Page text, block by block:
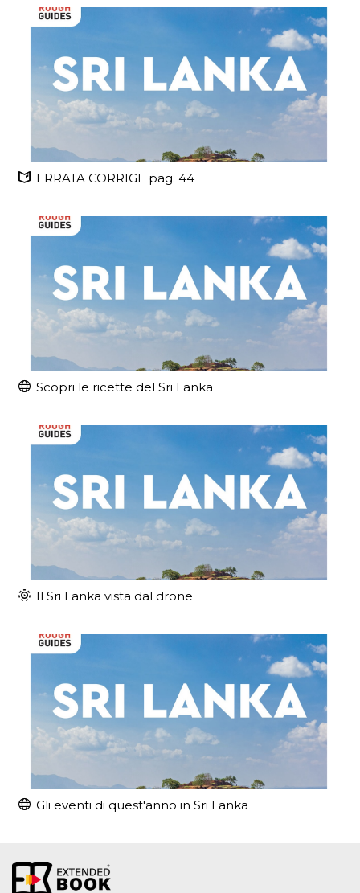
ERRATA CORRIGE pag. 44
Scopri le ricette del Sri Lanka
Il Sri Lanka vista dal drone
Gli eventi di quest'anno in Sri Lanka